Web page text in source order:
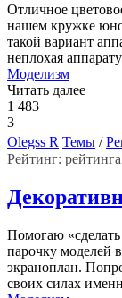
Отличное
нашем кружке
такой вариант
неплохая
Моделизм
Читать далее
1 483
3
Olegss R Темы /
Рейтинг:
Помогаю
парочку моделей
экраноплан.
своих силах